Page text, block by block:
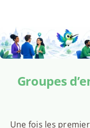
Groupes
Une fois les